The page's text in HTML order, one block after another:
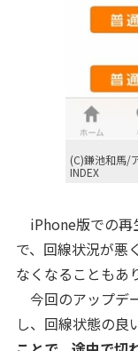
(C)鎌池和馬/
INDEX
iPhone版での再
で、回線状況が悪
なくなることもあ
今回のアップデ
し、回線状態の良